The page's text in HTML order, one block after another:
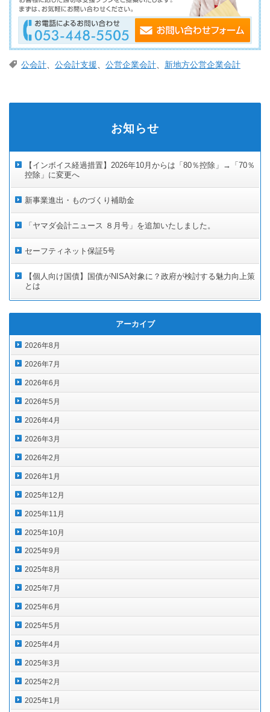
公会計、 公会計支援、 公営企業会計、 新地方公営企業会計
お知らせ
【インボイス経過措置】2026年10月からは「80％控除」→「70％
控除」に変更へ
新事業進出・ものづくり補助金
「ヤマダ会計ニュース ８月号」を追加いたしました。
セーフティネット保証5号
【個人向け国債】国債がNISA対象に？政府が検討する魅力向上策
とは
アーカイブ
2026年8月
2026年7月
2026年6月
2026年5月
2026年4月
2026年3月
2026年2月
2026年1月
2025年12月
2025年11月
2025年10月
2025年9月
2025年8月
2025年7月
2025年6月
2025年5月
2025年4月
2025年3月
2025年2月
2025年1月